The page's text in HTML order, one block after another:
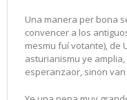
Una manera per bona
convencer a los
mesmu fuí votante), de
asturianismu ye
esperanzaor, sinon